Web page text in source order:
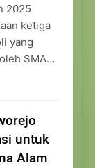
2025
ketiga
yang
SMA…
untuk
Alam